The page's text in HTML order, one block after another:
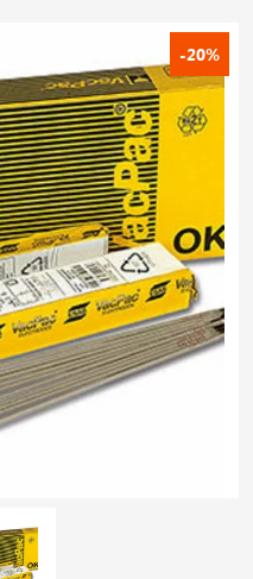
-20%